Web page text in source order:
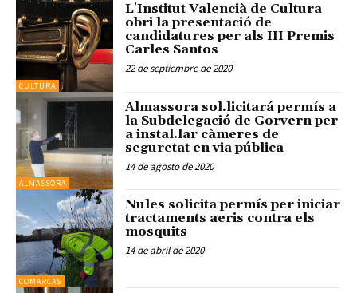
CULTURA
L'Institut Valencià de Cultura
obri la presentació de
candidatures per als III Premis
Carles Santos
22 de septiembre de 2020
ALMASSORA
Almassora sol.licitará permís a
la Subdelegació de Gorvern per
a instal.lar càmeres de
seguretat en via pública
14 de agosto de 2020
COMARCAS
Nules solicita permís per iniciar
tractaments aeris contra els
mosquits
14 de abril de 2020